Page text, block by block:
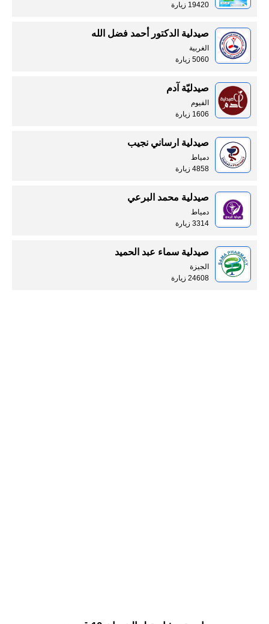
19420 زيارة
صيدلية الدكتور أحمد فضل الله
الغربية
5060 زيارة
صيدليّة آدم
الفيوم
1606 زيارة
صيدلية ارساني نجيب
دمياط
4858 زيارة
صيدلية محمد البرعي
دمياط
3314 زيارة
صيدلية سماء عبد الحميد
الجيزة
24608 زيارة